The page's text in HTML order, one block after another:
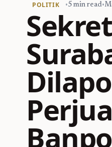
POLITIK •5 min read•